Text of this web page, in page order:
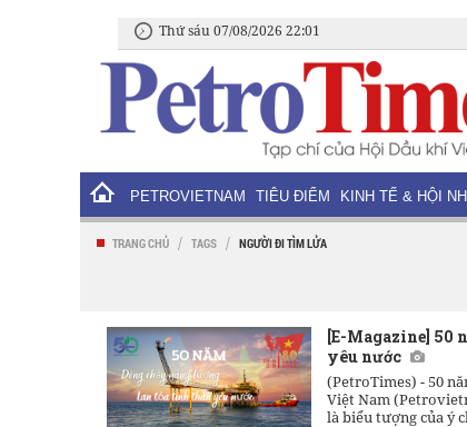
Thứ sáu 07/08/2026 22:01
PETROVIETNAM TIÊU ĐIỂM KINH TẾ & HỘI
TRANG CHỦ / TAGS / NGƯỜI ĐI TÌM LỬA
[E-Magazine] 50
yêu nước
(PetroTimes) -50
Việt Nam
là biểu tượng của ý